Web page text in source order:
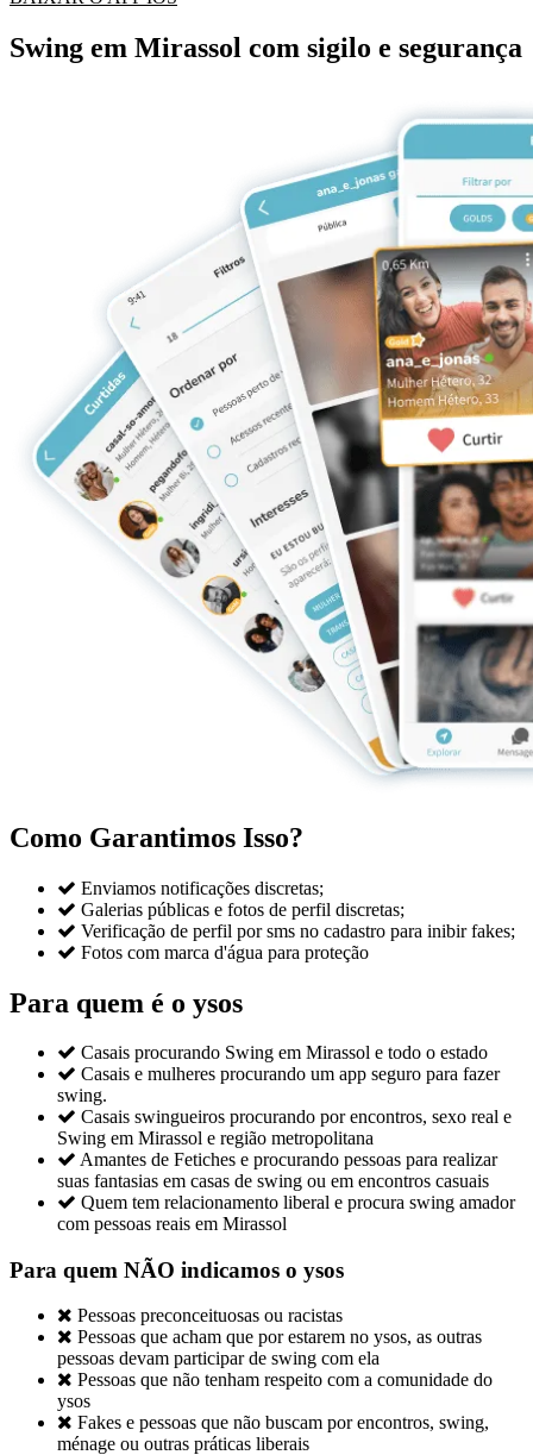
Swing em Mirassol com sigilo e segurança
Como Garantimos Isso?
 Enviamos notificações discretas;
 Galerias públicas e fotos de perfil discretas;
 Verificação de perfil por sms no cadastro para inibir fakes;
 Fotos com marca d'água para proteção
Para quem é o ysos
 Casais procurando Swing em Mirassol e todo o estado
 Casais e mulheres procurando um app seguro para fazer
swing.
 Casais swingueiros procurando por encontros, sexo real e
Swing em Mirassol e região metropolitana
 Amantes de Fetiches e procurando pessoas para realizar
suas fantasias em casas de swing ou em encontros casuais
 Quem tem relacionamento liberal e procura swing amador
com pessoas reais em Mirassol
Para quem NÃO indicamos o ysos
 Pessoas preconceituosas ou racistas
 Pessoas que acham que por estarem no ysos, as outras
pessoas devam participar de swing com ela
 Pessoas que não tenham respeito com a comunidade do
ysos
 Fakes e pessoas que não buscam por encontros, swing,
ménage ou outras práticas liberais